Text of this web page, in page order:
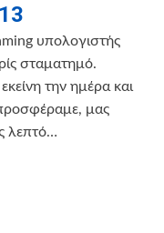
υπολογιστής
σταματημό.
την ημέρα και
μας
λεπτό…